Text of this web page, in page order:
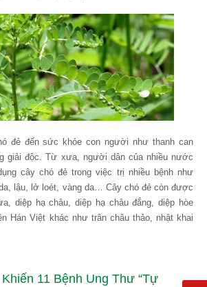
đẻ đến sức khỏe con người như thanh can
giải độc. Từ xưa, người dân của nhiều nước
cây chó đẻ trong việc trị nhiều bệnh như
lậu, lở loét, vàng da… Cây chó đẻ còn được
diệp hạ châu, diệp hạ châu đắng, diệp hòe
Hán Việt khác như trân châu thảo, nhật khai
11 Bệnh Ung Thư “Tự